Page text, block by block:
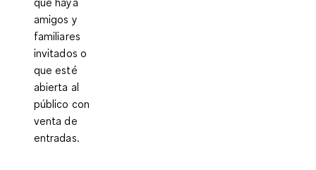
amigos y
familiares
invitados o
que esté
abierta al
público con
venta de
entradas.